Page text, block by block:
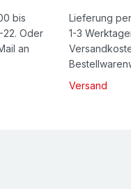
e
w
s
bis
Oder
an
Lieferung
1-3
Versand